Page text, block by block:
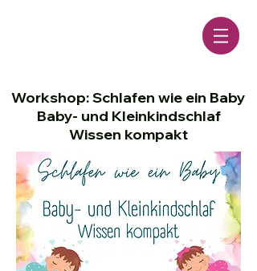
Workshop: Schlafen wie ein Baby
Baby- und Kleinkindschlaf
Wissen kompakt